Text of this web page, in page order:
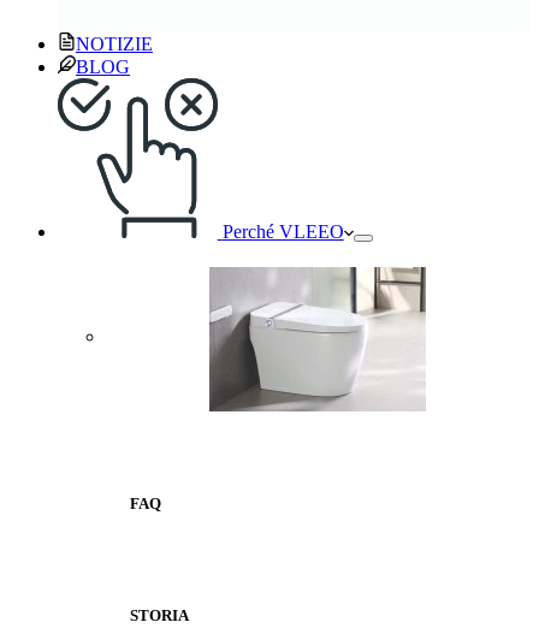
NOTIZIE
BLOG
Perché VLEEO
FAQ
STORIA